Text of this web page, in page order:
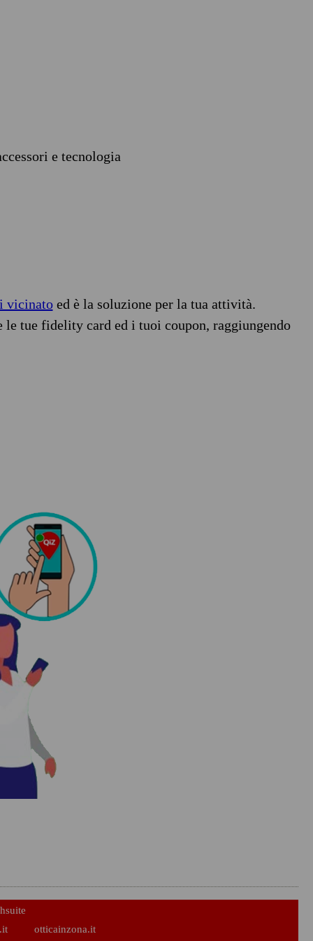
e tecnologia
vicinatoed è la soluzione per la tua attività.
tue fidelity card ed i tuoi coupon, raggiungendo
otticainzona.it